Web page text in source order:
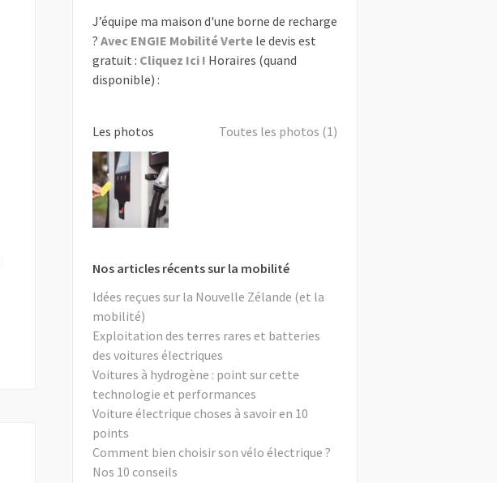
J’équipe ma maison d'une borne de recharge
? Avec ENGIE Mobilité Vertele devis est
gratuit : Cliquez Ici ! Horaires (quand
disponible) :
Les photos Toutes les photos (1)
Nos articles récents sur la mobilité
Idées reçues sur la Nouvelle Zélande (et la
mobilité)
Exploitation des terres rares et batteries
des voitures électriques
Voitures à hydrogène : point sur cette
technologie et performances
Voiture électrique choses à savoir en 10
points
Comment bien choisir son vélo électrique ?
Nos 10 conseils